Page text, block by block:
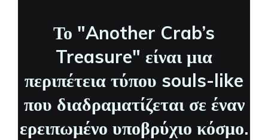
Το "Another Crab’s
Treasure" είναι μια
περιπέτεια τύπου souls-like
που διαδραματίζεται σε έναν
ερειπωμένο υποβρύχιο κόσμο.